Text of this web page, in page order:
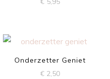
Onderzetter Geniet
€ 2,50